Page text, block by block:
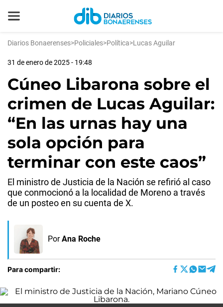
Diarios Bonaerenses>Policiales>Política>Lucas Aguilar
31 de enero de 2025 - 19:48
Cúneo Libarona sobre el
crimen de Lucas Aguilar:
“En las urnas hay una
sola opción para
terminar con este caos”
El ministro de Justicia de la Nación se refirió al caso
que conmocionó a la localidad de Moreno a través
de un posteo en su cuenta de X.
Por Ana Roche
Para compartir: